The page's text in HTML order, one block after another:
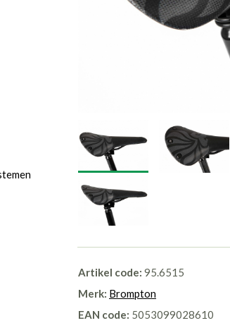
Artikel code: 95.6515
Merk: Brompton
EAN code: 5053099028610